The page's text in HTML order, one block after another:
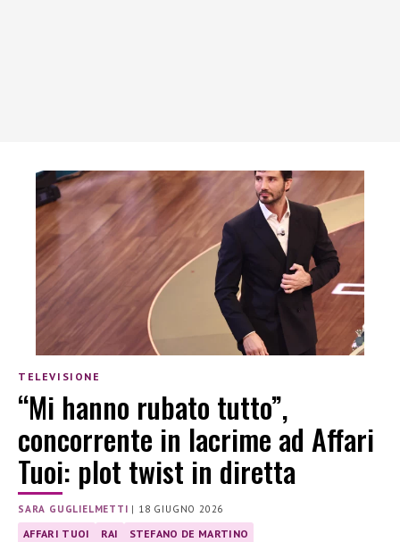
TELEVISIONE
“Mi hanno rubato tutto”,
concorrente in lacrime ad Affari
Tuoi: plot twist in diretta
SARA GUGLIELMETTI | 18 GIUGNO 2026
AFFARI TUOI RAI STEFANO DE MARTINO